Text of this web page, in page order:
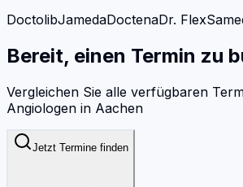
DoctolibJamedaDoctenaDr. Flex
Bereit, einen Termin zu
Vergleichen Sie alle verfügbaren
Angiologen in Aachen
Jetzt Termine finden